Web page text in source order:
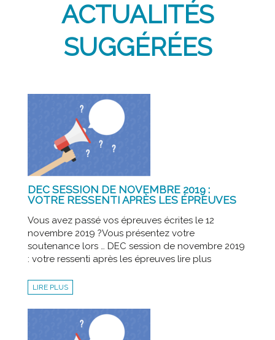
ACTUALITÉS
SUGGÉRÉES
DEC SESSION DE NOVEMBRE 2019 :
VOTRE RESSENTI APRÈS LES ÉPREUVES
Vous avez passé vos épreuves écrites le 12
novembre 2019 ?Vous présentez votre
soutenance lors … DEC session de novembre 2019
: votre ressenti après les épreuves lire plus
LIRE PLUS